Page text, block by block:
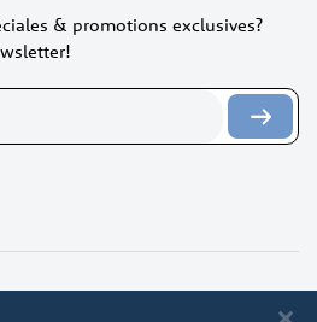
& promotions exclusives?